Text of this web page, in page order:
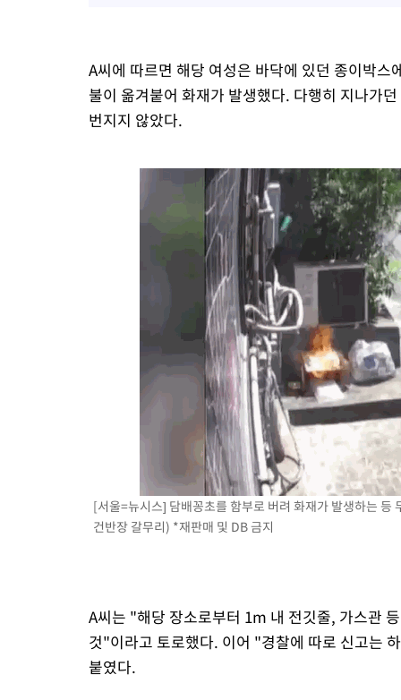
A씨에 따르면 해당 여성은 바닥에 있던 종이박
불이 옮겨붙어 화재가 발생했다. 다행히 지나가
번지지 않았다.
[서울=뉴시스] 담배꽁초를 함부로 버려 화재가 발생하는
건반장 갈무리) *재판매 및 DB 금지
A씨는 "해당 장소로부터 1m 내 전깃줄, 가스관
것"이라고 토로했다. 이어 "경찰에 따로 신고는
붙였다.